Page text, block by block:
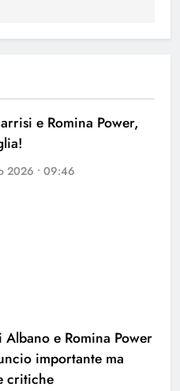
e Romina Power,
2026 • 09:46
Albano e Romina Power
importante ma
critiche